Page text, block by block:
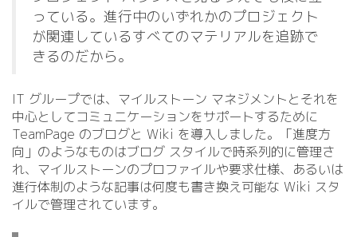
っている。進行中のいずれかのプロジェクト
が関連しているすべてのマテリアルを追跡で
きるのだから。
IT グループでは、マイルストーン マネジメントとそれを
中心としてコミュニケーションをサポートするために
TeamPage のブログと Wiki を導入しました。「進度方
向」のようなものはブログ スタイルで時系列的に管理さ
れ、マイルストーンのプロファイルや要求仕様、あるいは
進行体制のような記事は何度も書き換え可能な Wiki スタ
イルで管理されています。